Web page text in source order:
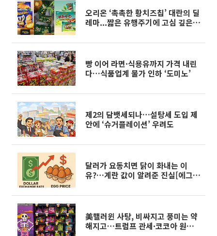
오리온 ‘촉촉한 황치즈칩’ 대란의 딜
레마...짧은 유행주기에 고심 깊은
빵 이어 라면·식용유까지 가격 내린
다…식품업계 물가 인하 ‘도미노’
제2의 담뱃세되나…설탕세 도입 제
안에 ‘슈거플레이션’ 우려도
달러가 요동치면 닭이 화내는 이
유?…계란 값이 알려준 진실[에그리
美핼러윈 사탕, 비싸지고 풍미는 약
해지고…트럼프 관세·코코아 원두